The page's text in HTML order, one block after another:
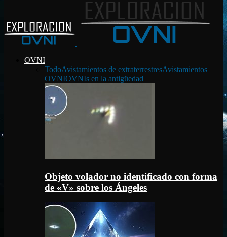
OVNI
TodoAvistamientos de extraterrestresAvistamientos
OVNIOVNIs en la antigüedad
Objeto volador no identificado con forma
de «V» sobre los Ángeles